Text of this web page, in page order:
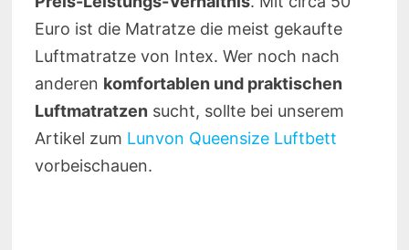
Euro ist die Matratze die meist gekaufte
Luftmatratze von Intex. Wer noch nach
anderen komfortablen und praktischen
Luftmatratzen sucht, sollte bei unserem
Artikel zum Lunvon Queensize Luftbett
vorbeischauen.